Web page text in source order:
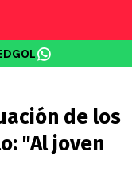
de los
"Al joven